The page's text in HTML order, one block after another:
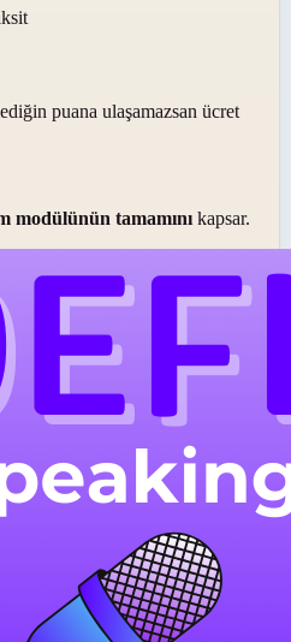
puana ulaşamazsan ücret
modülünün tamamını kapsar.